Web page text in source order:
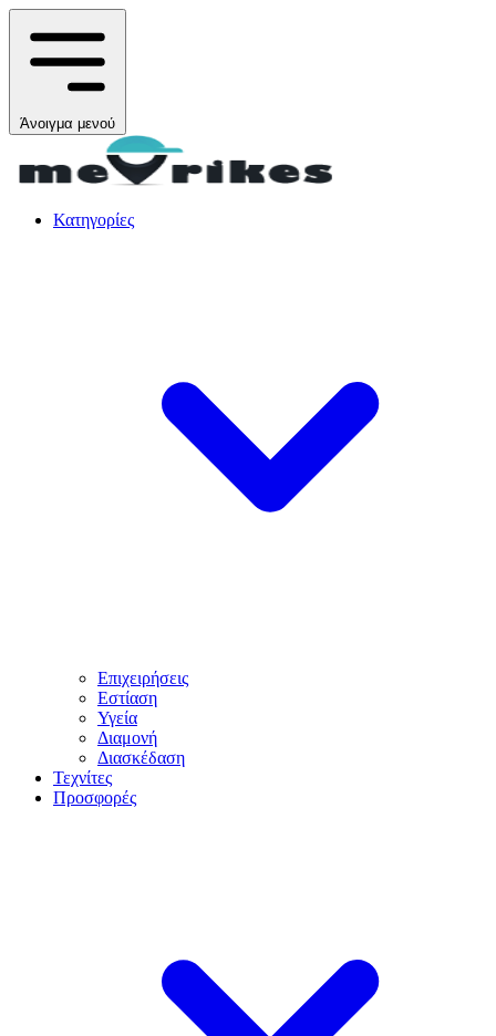
Άνοιγμα μενού
Κατηγορίες
Επιχειρήσεις
Εστίαση
Υγεία
Διαμονή
Διασκέδαση
Τεχνίτες
Προσφορές